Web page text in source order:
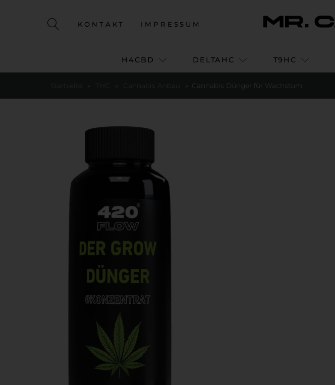
KONTAKT IMPRESSUM
H4CBD DELTAHC T9HC
Startseite » » Cannabis Anbau » Cannabis Dünger für Wachstum